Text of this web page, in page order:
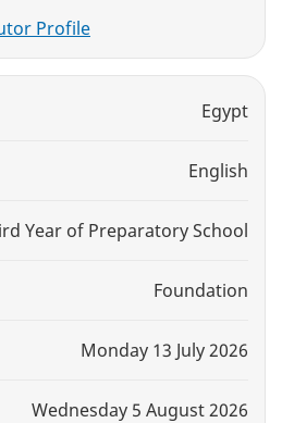
Profile
Egypt
English
Year of Preparatory School
Foundation
Monday 13 July 2026
Wednesday 5 August 2026